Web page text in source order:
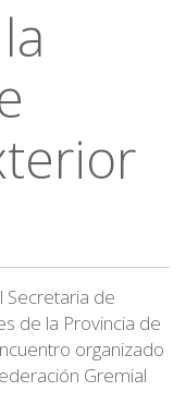
Secretaria de
de la Provincia de
organizado
Gremial